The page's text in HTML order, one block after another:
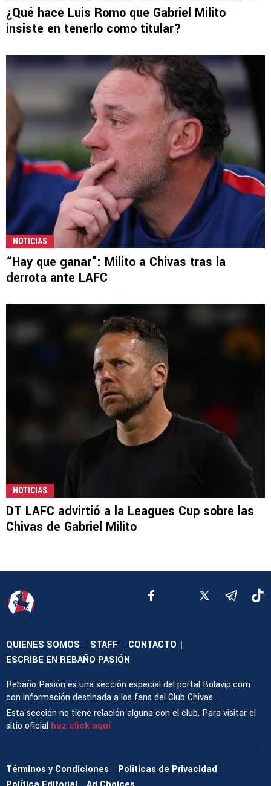
¿Qué hace Luis Romo que Gabriel Milito
insiste en tenerlo como titular?
NOTICIAS
“Hay que ganar”: Milito a Chivas tras la
derrota ante LAFC
NOTICIAS
DT LAFC advirtió a la Leagues Cup sobre las
Chivas de Gabriel Milito
QUIENES SOMOS | STAFF | CONTACTO |
ESCRIBE EN REBAÑO PASIÓN
Rebaño Pasión es una sección especial del portal Bolavip.com
con información destinada a los fans del Club Chivas.
Esta sección no tiene relación alguna con el club. Para visitar el
sitio oficial haz click aquí
Términos y Condiciones
Políticas de Privacidad